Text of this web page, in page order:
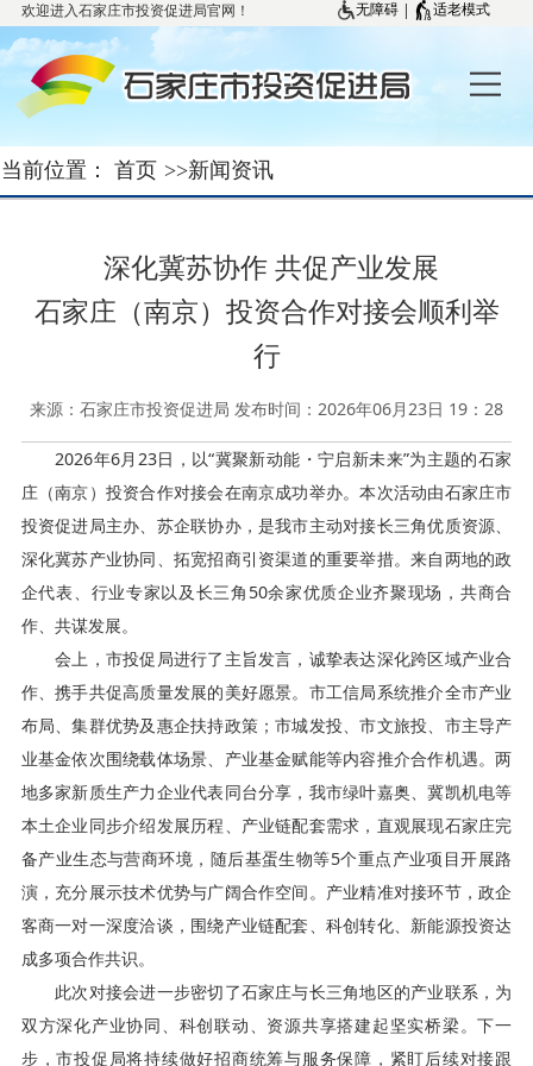
欢迎进入石家庄市投资促进局官网！ 无障碍| 适老模式
当前位置： 首页 >>新闻资讯
深化冀苏协作 共促产业发展
石家庄（南京）投资合作对接会顺利举
行
来源：石家庄市投资促进局 发布时间：2026年06月23日 19：28
2026年6月23日，以“冀聚新动能・宁启新未来”为主题的石家
庄（南京）投资合作对接会在南京成功举办。本次活动由石家庄市
投资促进局主办、苏企联协办，是我市主动对接长三角优质资源、
深化冀苏产业协同、拓宽招商引资渠道的重要举措。来自两地的政
企代表、行业专家以及长三角50余家优质企业齐聚现场，共商合
作、共谋发展。
会上，市投促局进行了主旨发言，诚挚表达深化跨区域产业合
作、携手共促高质量发展的美好愿景。市工信局系统推介全市产业
布局、集群优势及惠企扶持政策；市城发投、市文旅投、市主导产
业基金依次围绕载体场景、产业基金赋能等内容推介合作机遇。两
地多家新质生产力企业代表同台分享，我市绿叶嘉奥、冀凯机电等
本土企业同步介绍发展历程、产业链配套需求，直观展现石家庄完
备产业生态与营商环境，随后基蛋生物等5个重点产业项目开展路
演，充分展示技术优势与广阔合作空间。产业精准对接环节，政企
客商一对一深度洽谈，围绕产业链配套、科创转化、新能源投资达
成多项合作共识。
此次对接会进一步密切了石家庄与长三角地区的产业联系，为
双方深化产业协同、科创联动、资源共享搭建起坚实桥梁。下一
步，市投促局将持续做好招商统筹与服务保障，紧盯后续对接跟